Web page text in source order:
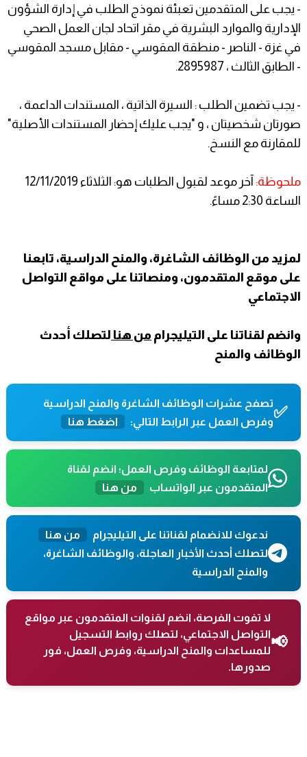
- يجب على المتقدمين تعبئة نموذج الطلب في إدارة الشؤون
الإدارية والموارد البشرية في مقر اتحاد لجان العمل الصحي
في غزة - الناصر - منطقة المقوسي - مقابل مسجد المقوسي
- الطابق الثالث ، 2895987.
- يجب تضمين الطلب : السيرة الذاتية ، المستندات الداعمة ،
صورتان شخصيتان ، و "يجب عليك إحضار المستندات الأصلية"
للمقارنة مع النسخ.
ملحوظة:
آخر موعد لقبول الطلبات هو: الثلاثاء 12/11/2019
الساعة 2:30 مساءً.
لمزيد من الوظائف الشاغرة، والمنح الدراسية، تابعنا
على موقع المتقدمون، ومنصاتنا على مواقع التواصل
الاجتماعي
وانضم لقناتنا على التيليجرام من هنا لتصلك أحدث
الوظائف والمنح
✅تصفح عشرات الوظائف الشاغرة والمنح الدراسية
وفرص العمل عبر الرابط التالي:
اضغط هنا
لمتابعة الوظائف وفرص العمل؛ انضم لقناة
المتقدمون عبر الواتساب
من هنا
ندعوك للانضمام لقناتنا على التيليجرام
من هنا
لتصلك أحدث الأخبار العاجلة، والوظائف الشاغرة،
والمنح الدراسية
📢
لا تفوت الفرصة، انضم لقنوات المتقدمون عبر مواقع
التواصل الاجتماعي، لتصلك روابط التسجيل
للمساعدات والمنح الدراسية، وفرص العمل، فور
صدورها.